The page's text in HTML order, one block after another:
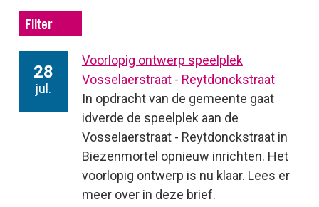
Filter
Voorlopig ontwerp speelplek
Vosselaerstraat - Reytdonckstraat
In opdracht van de gemeente gaat
idverde de speelplek aan de
Vosselaerstraat - Reytdonckstraat in
Biezenmortel opnieuw inrichten. Het
voorlopig ontwerp is nu klaar. Lees er
meer over in deze brief.
28
jul.